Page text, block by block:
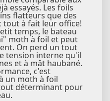
essayés. Les foils
flatteurs que des
à fait leur office!
temps, le bateau
moth à foil et peut
On perd un tout
tension interne qu'il
et à mât haubané.
c'est
un moth à foil
déterminant pour